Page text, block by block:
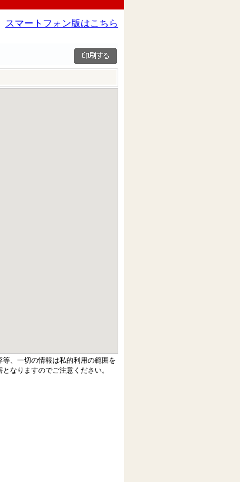
スマートフォン版はこちら
等、一切の情報は私的利用の範囲を
なりますのでご注意ください。